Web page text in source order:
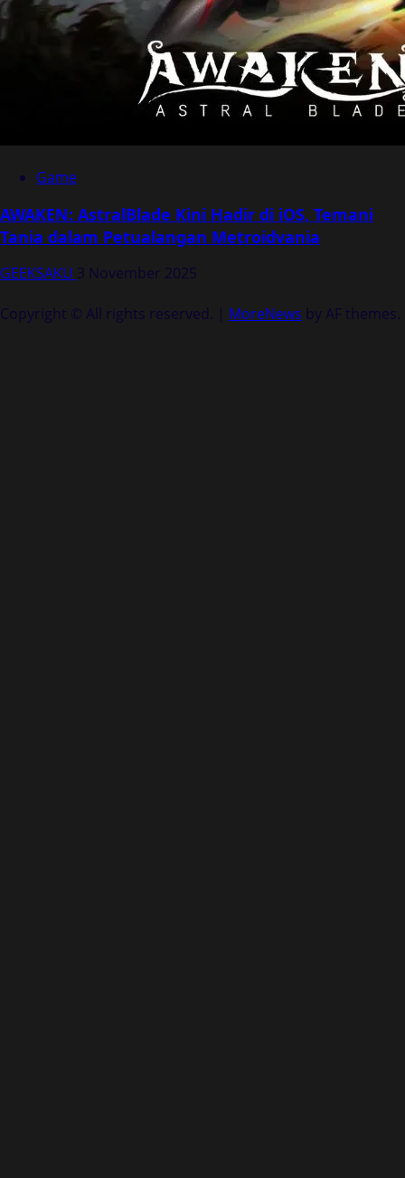
Game
AWAKEN: AstralBlade Kini Hadir di iOS, Temani
Tania dalam Petualangan Metroidvania
GEEKSAKU 3 November 2025
Copyright © All rights reserved. | MoreNews by AF themes.